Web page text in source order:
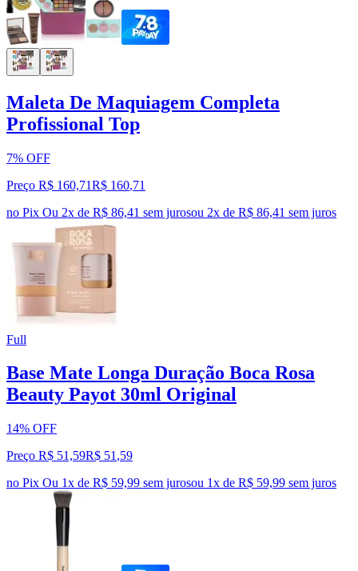
Maleta De Maquiagem Completa
Profissional Top
7% OFF
Preço R$ 160,71R$ 160,71
no Pix Ou 2x de R$ 86,41 sem jurosou 2x de R$ 86,41 sem juros
Full
Base Mate Longa Duração Boca Rosa
Beauty Payot 30ml Original
14% OFF
Preço R$ 51,59R$ 51 ,59
no Pix Ou 1x de R$ 59,99 sem jurosou 1x de R$ 59,99 sem juros